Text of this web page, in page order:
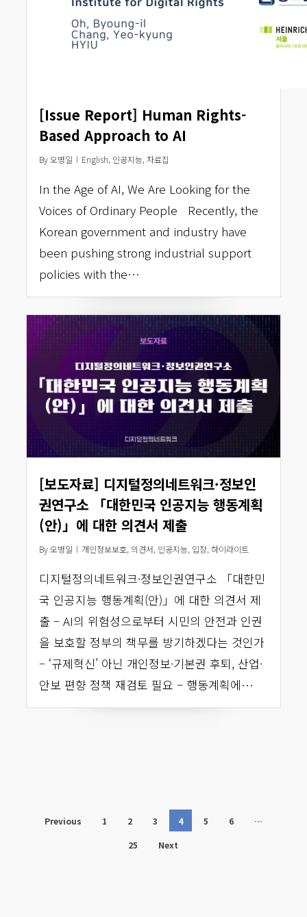
[Issue Report] Human Rights-
Based Approach to AI
By 오병일 English, 인공지능,자료집
In the Age of AI, We Are Looking for the
Voices of Ordinary People Recently, the
Korean government and industry have
been pushing strong industrial support
policies with the…
[보도자료] 디지털정의네트워크·정보인
권연구소 「대한민국 인공지능 행동계획
(안)」에 대한 의견서 제출
By 오병일 개인정보보호,의견서, 인공지능, 입장,하이라이트
디지털정의네트워크·정보인권연구소 「대한민
국 인공지능 행동계획(안)」에 대한 의견서 제
출 – AI의 위험성으로부터 시민의 안전과 인권
을 보호할 정부의 책무를 방기하겠다는 것인가
– ‘규제혁신’ 아닌 개인정보·기본권 후퇴, 산업·
안보 편향 정책 재검토 필요 – 행동계획에…
Previous 1 2 3 4 5 6 …
25 Next